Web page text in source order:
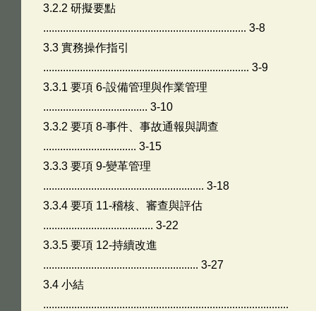
3.2.2 研擬要點
........................................................................ 3-8
3.3 實務操作指引
......................................................................... 3-9
3.3.1 要項 6-設備管理與作業管理
..................................... 3-10
3.3.2 要項 8-事件、事故通報與調查
................................. 3-15
3.3.3 要項 9-變革管理
......................................................... 3-18
3.3.4 要項 11-稽核、審查與評估
....................................... 3-22
3.3.5 要項 12-持續改進
....................................................... 3-27
3.4 小結
.......................................................................................